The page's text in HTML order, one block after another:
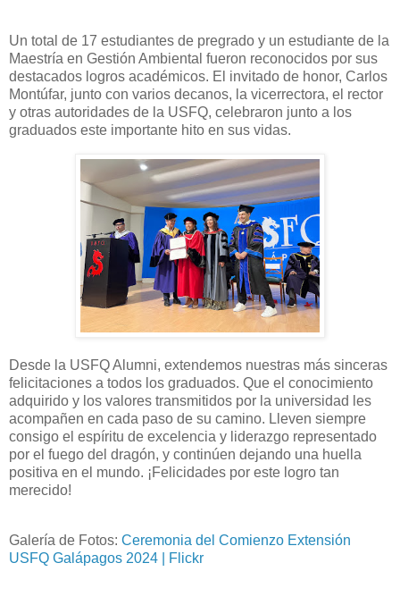
Un total de 17 estudiantes de pregrado y un estudiante de la
Maestría en Gestión Ambiental fueron reconocidos por sus
destacados logros académicos. El invitado de honor, Carlos
Montúfar, junto con varios decanos, la vicerrectora, el rector
y otras autoridades de la USFQ, celebraron junto a los
graduados este importante hito en sus vidas.
Desde la USFQ Alumni, extendemos nuestras más sinceras
felicitaciones a todos los graduados. Que el conocimiento
adquirido y los valores transmitidos por la universidad les
acompañen en cada paso de su camino. Lleven siempre
consigo el espíritu de excelencia y liderazgo representado
por el fuego del dragón, y continúen dejando una huella
positiva en el mundo. ¡Felicidades por este logro tan
merecido!
Galería de Fotos: Ceremonia del Comienzo Extensión
USFQ Galápagos 2024 | Flickr